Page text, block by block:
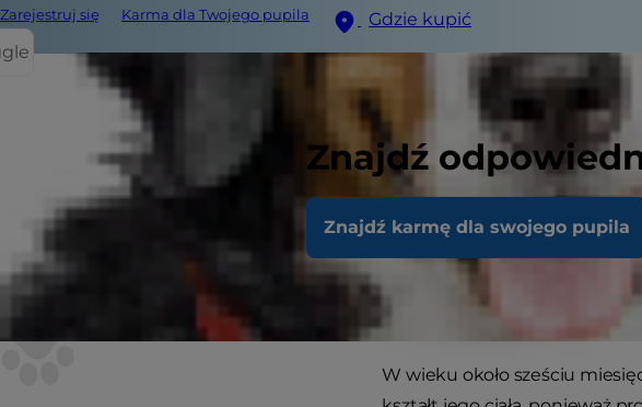
Zarejestruj się Karma dla Twojego pupila
Gdzie kupić
Znajdź
Znajdź karmę dla swojego pupila
W wieku około sześciu